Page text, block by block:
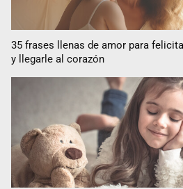
35 frases llenas de amor para
y llegarle al corazón